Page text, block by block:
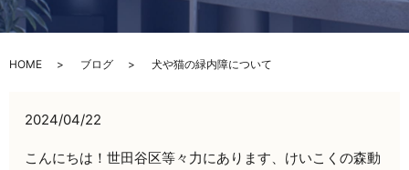
HOME ブログ 犬や猫の緑内障について
2024/04/22
こんにちは！世田谷区等々力にあります、けいこくの森動